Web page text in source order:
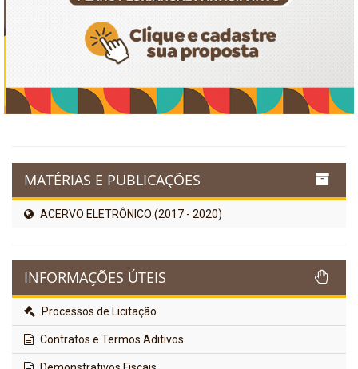
MATÉRIAS E PUBLICAÇÕES
ACERVO ELETRÔNICO (2017 - 2020)
INFORMAÇÕES ÚTEIS
Processos de Licitação
Contratos e Termos Aditivos